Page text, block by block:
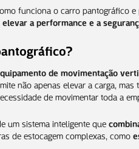
funciona o carro pantográfico
elevar a performance e a
de movimentação
não apenas elevar a carga, mas
de movimentar toda a
um sistema inteligente que
de estocagem complexas, como